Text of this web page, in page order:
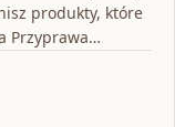
produkty, które
Przyprawa…